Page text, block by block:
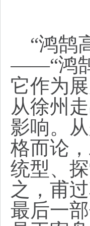
“鸿鹄
——“鸿
它作为
从徐州
影响。
格而论
统型、
之，甫
最后一